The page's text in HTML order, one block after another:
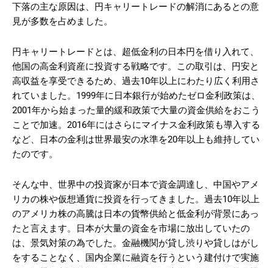
下落の主な原因は、円キャリートレードの解消にあるとの意
見が多数を占めました。
円キャリートレードとは、超低金利の日本円を借り入れて、
他国の高金利資産に投資する戦略です。この取引は、円安と
高収益を享受できるため、過去10年以上にわたり広く利用さ
れていました​。1999年に日本銀行が始めたゼロ金利政策は、
2001年から始まった量的緩和政策で大量の資金供給をおこう
ことで加速。2016年にはさらにマイナス金利政策も導入する
など、日本の金利は世界最安の水準を20年以上も維持してい
たのです。
そんな中、世界中の投資家が日本で資金調達し、中国やアメ
リカの株や仮想通貨に投資を行ってきました。過去10年以上
のアメリカ株の高騰は日本の貨幣供給と低金利が背景にあっ
たと言えます。日本が大量の資金を市場に放出していたの
は、景気対策の為でした。金融機関が貸し渋りや貸しはがし
をすることなく、国内企業に融資を行うという建付けで実施